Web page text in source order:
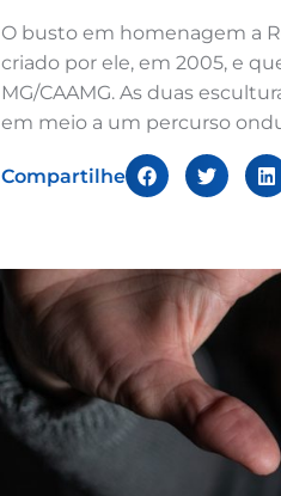
O busto em homenagem a
criado por ele, em 2005, e
MG/CAAMG. As duas
em meio a um percurso
Compartilhe